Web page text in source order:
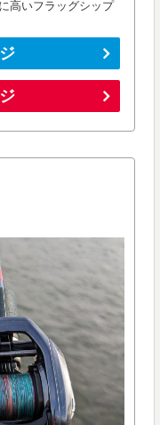
高いフラッグシップ